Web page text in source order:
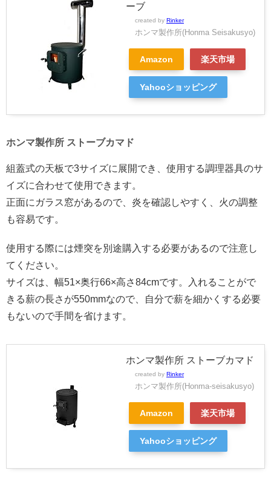
ーブ
created by Rinker
ホンマ製作所(Honma Seisakusyo)
Amazon 楽天市場
Yahooショッピング
ホンマ製作所 ストーブカマド
組蓋式の天板で3サイズに展開でき、使用する調理器具のサ
イズに合わせて使用できます。
正面にガラス窓があるので、炎を確認しやすく、火の調整
も容易です。
使用する際には煙突を別途購入する必要があるので注意し
てください。
サイズは、幅51×奥行66×高さ84cmです。入れることがで
きる薪の長さが550mmなので、自分で薪を細かくする必要
もないので手間を省けます。
ホンマ製作所 ストーブカマド
created by Rinker
ホンマ製作所(Honma-seisakusyo)
Amazon 楽天市場
Yahooショッピング